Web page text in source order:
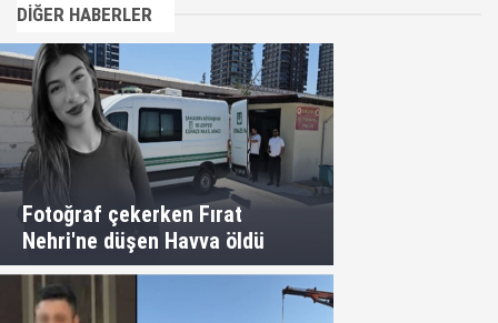
DİĞER HABERLER
Fotoğraf çekerken Fırat
Nehri'ne düşen Havva öldü